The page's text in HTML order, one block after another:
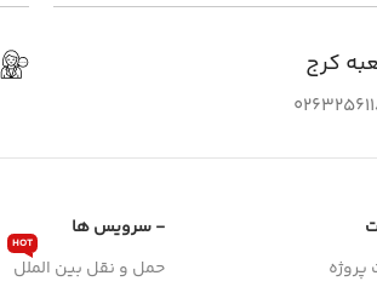
کرج
پروژه
- سرویس ها
حمل و نقل بین الملل
HOT